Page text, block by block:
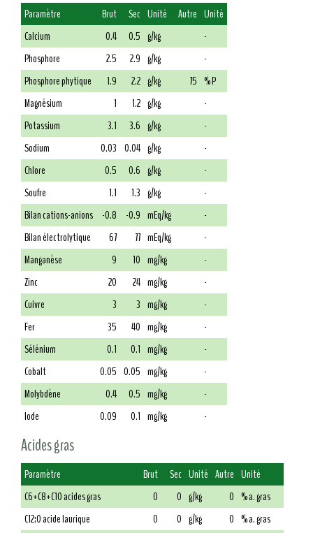
Paramètre Brut Sec Unité Autre Unité
Calcium
0.4 0.5 g/kg
-
Phosphore
2.5 2.9 g/kg
-
Phosphore phytique
1.9 2.2 g/kg 75 % P
Magnésium
1 1.2 g/kg
-
Potassium
3.1 3.6 g/kg
-
Sodium
0.03 0.04 g/kg
-
Chlore
0.5 0.6 g/kg
-
Soufre
1.1 1.3 g/kg
-
Bilan cations-anions
-0.8 -0.9 mEq/kg
-
Bilan électrolytique
67 77 mEq/kg
-
Manganèse
9 10 mg/kg
-
Zinc
20 24 mg/kg
-
Cuivre
3 3 mg/kg
-
Fer
35 40 mg/kg
-
Sélénium
0.1 0.1 mg/kg
-
Cobalt
0.05 0.05 mg/kg
-
Molybdène
0.4 0.5 mg/kg
-
Iode
0.09 0.1 mg/kg -
Acides gras
Paramètre Brut Sec Unité Autre Unité
C6+C8+C10 acides gras
0 0 g/kg 0 % a. gras
C12:0 acide laurique
0 0 g/kg 0 % a. gras